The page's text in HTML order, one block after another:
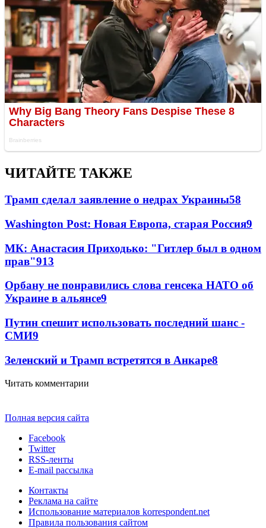
ЧИТАЙТЕ ТАКЖЕ
Трамп сделал заявление о недрах Украины58
Washington Post: Новая Европа, старая Россия9
МК: Анастасия Приходько: "Гитлер был в одном
прав"913
Орбану не понравились слова генсека НАТО об
Украине в альянсе9
Путин спешит использовать последний шанс -
СМИ9
Зеленский и Трамп встретятся в Анкаре8
Читать комментарии
Полная версия сайта
Facebook
Twitter
RSS-ленты
E-mail рассылка
Контакты
Реклама на сайте
Использование материалов korrespondent.net
Правила пользования сайтом